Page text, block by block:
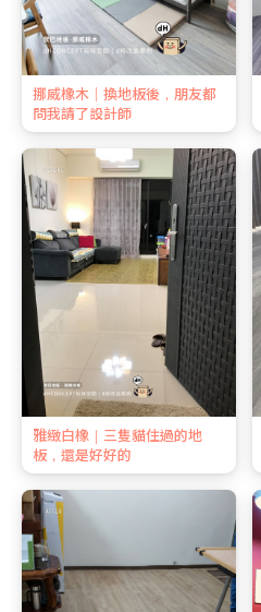
挪威橡木｜換地板後，朋友都
問我請了設計師
雅緻白橡｜三隻貓住過的地
板，還是好好的